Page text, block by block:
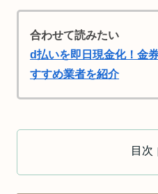
合わせて読みたい
d払いを即日現金化！金
すすめ業者を紹介
目次